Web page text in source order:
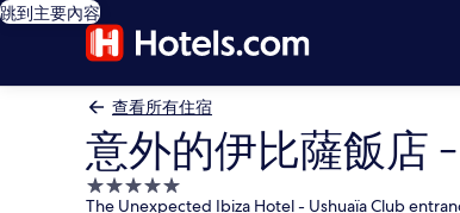
跳到主要內容
查看所有住宿
意外的伊比薩飯店
5.0
The Unexpected Ibiza Hotel - Ushuaïa Club